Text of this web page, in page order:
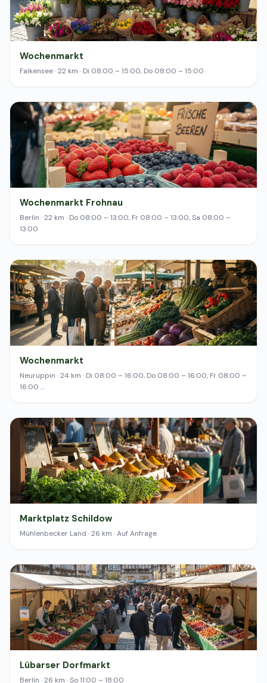
Wochenmarkt
Falkensee · 22 km · Di 08:00 – 15:00, Do 08:00 – 15:00
Wochenmarkt Frohnau
Berlin · 22 km · Do 08:00 – 13:00, Fr 08:00 – 13:00, Sa 08:00 –
13:00
Wochenmarkt
Neuruppin · 24 km · Di 08:00 – 16:00, Do 08:00 – 16:00, Fr 08:00 –
16:00 …
Marktplatz Schildow
Mühlenbecker Land · 26 km · Auf Anfrage
Lübarser Dorfmarkt
Berlin · 26 km · So 11:00 – 18:00